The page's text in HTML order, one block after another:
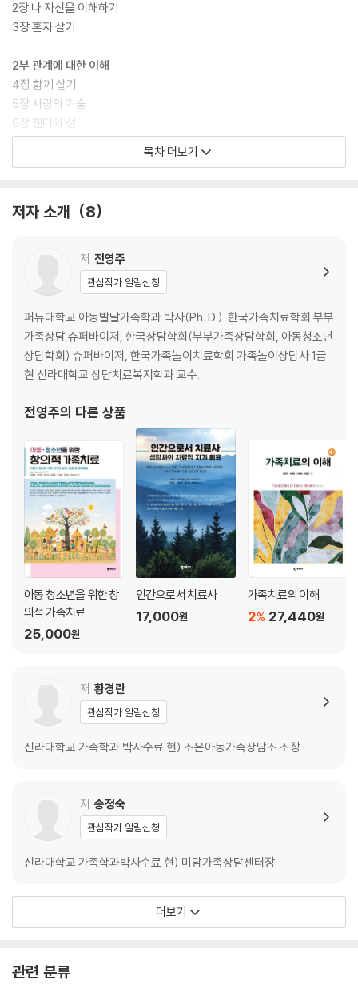
2장 나 자신을 이해하기
3장 혼자 살기
2부 관계에 대한 이해
4장 함께 살기
5장 사랑의 기술
6장 젠더와 성
9장 의사소통과 갈등 해결
4부 부모됨과 가족생활에 대한 이해
11장 부모교육과 상담
12장 가족생활주기와 가족위기
13장 다양한 가족 이야기
5부 가족의 적응과 도전
15장 가족에 대한 지원
16장 뉴노멀 시대의 가족의 도전
목차 더보기
저자 소개 8
저 전영주
관심작가 알림신청
퍼듀대학교 아동발달가족학과 박사(Ph. D.). 한국가족치료학회 부부
가족상담 슈퍼바이저, 한국상담학회(부부가족상담학회, 아동청소년
상담학회) 슈퍼바이저, 한국가족놀이치료학회 가족놀이상담사 1급.
현 신라대학교 상담치료복지학과 교수.
전영주의 다른 상품
아동 청소년을 위한 창
의적 가족치료
25,000원
인간으로서 치료사
17,000원
가족치료의 이해
27,440원
2%
저 황경란
관심작가 알림신청
신라대학교 가족학과 박사수료 현) 조은아동가족상담소 소장
저 송정숙
관심작가 알림신청
신라대학교 가족학과박사수료 현) 미담가족상담센터장
더보기
관련 분류